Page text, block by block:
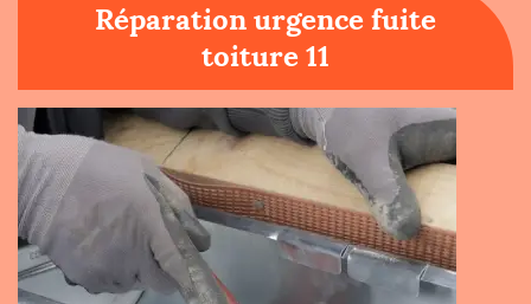
Réparation urgence fuite
toiture 11